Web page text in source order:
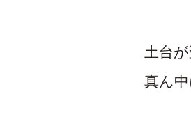
土台
真ん